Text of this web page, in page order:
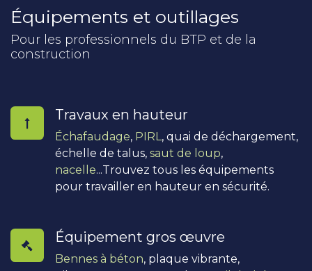
Équipements et outillages
Pour les professionnels du BTP et de la
construction
Travaux en hauteur
Échafaudage, PIRL , quai de déchargement,
échelle de talus, saut de loup,
nacelle...Trouvez tous les équipements
pour travailler en hauteur en sécurité.
Équipement gros œuvre
Bennes à béton, plaque vibrante,